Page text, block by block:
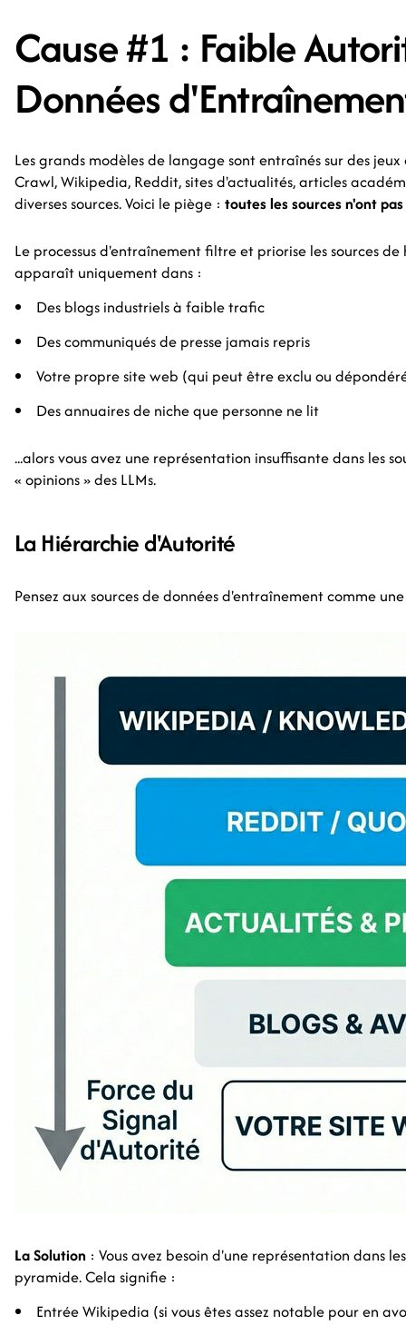
Cause #1 : Faible
Données
Les grands modèles de langage sont entraînés sur des
Crawl, Wikipedia, Reddit, sites d'actualités, articles
diverses sources. Voici le piège : toutes les sources n'ont
Le processus d'entraînement filtre et priorise les sources
apparaît uniquement dans :
Des blogs industriels à faible trafic
Des communiqués de presse jamais repris
Votre propre site web (qui peut être exclu ou
Des annuaires de niche que personne ne lit
...alors vous avez une représentation insuffisante dans les
« opinions » des LLMs.
La Hiérarchie d'Autorité
Pensez aux sources de données d'entraînement comme
La Solution : Vous avez besoin d'une représentation dans
pyramide. Cela signifie :
Entrée Wikipedia (si vous êtes assez notable pour en